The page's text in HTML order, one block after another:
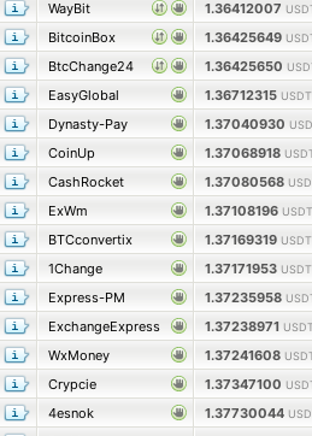
WayBit
1.36412007
BitcoinBox
1.36425649
BtcChange24
1.36425650
EasyGlobal
1.36712315
Dynasty-Pay
1.37040930
CoinUp
1.37068918
CashRocket
1.37080568
ExWm
1.37108196
BTCconvertix
1.37169319
1Change
1.37171953
Express-PM
1.37235958
ExchangeExpress
1.37238971
WxMoney
1.37241608
Crypcie
1.37347100
4esnok
1.37730044